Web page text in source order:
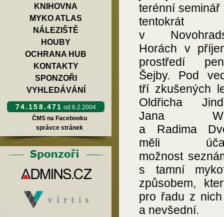
KNIHOVNA
MYKO ATLAS
NÁLEZIŠTĚ
HOUBY
OCHRANA HUB
KONTAKTY
SPONZOŘI
VYHLEDÁVÁNÍ
74.158.471 od 6.2.2004
ČMS na Facebooku
správce stránek
terénní seminář
tentokrát
v
Horách v
prostředí
Šejby. Pod
tří zkušených
Oldřicha
Jana
a Radima
měli
možnost
s tamní
způsobem,
pro řadu z
a nevšední.